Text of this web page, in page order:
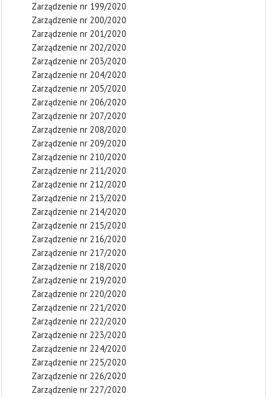
Zarządzenie nr 199/2020
Zarządzenie nr 200/2020
Zarządzenie nr 201/2020
Zarządzenie nr 202/2020
Zarządzenie nr 203/2020
Zarządzenie nr 204/2020
Zarządzenie nr 205/2020
Zarządzenie nr 206/2020
Zarządzenie nr 207/2020
Zarządzenie nr 208/2020
Zarządzenie nr 209/2020
Zarządzenie nr 210/2020
Zarządzenie nr 211/2020
Zarządzenie nr 212/2020
Zarządzenie nr 213/2020
Zarządzenie nr 214/2020
Zarządzenie nr 215/2020
Zarządzenie nr 216/2020
Zarządzenie nr 217/2020
Zarządzenie nr 218/2020
Zarządzenie nr 219/2020
Zarządzenie nr 220/2020
Zarządzenie nr 221/2020
Zarządzenie nr 222/2020
Zarządzenie nr 223/2020
Zarządzenie nr 224/2020
Zarządzenie nr 225/2020
Zarządzenie nr 226/2020
Zarządzenie nr 227/2020